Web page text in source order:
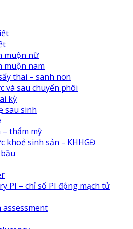
muộn nữ
muộn nam
thai – sanh non
và sau chuyển phôi
kỳ
sau sinh
– thẩm mỹ
khoẻ sinh sản – KHHGĐ
PI – chỉ số PI động mạch tử
assessment